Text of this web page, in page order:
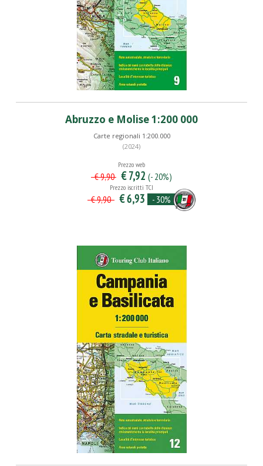
Abruzzo e Molise 1:200 000
Carte regionali 1:200.000
(2024)
Prezzo web
€ 9,90 € 7,92 (- 20%)
Prezzo iscritti TCI
€ 9,90 € 6,93 - 30%